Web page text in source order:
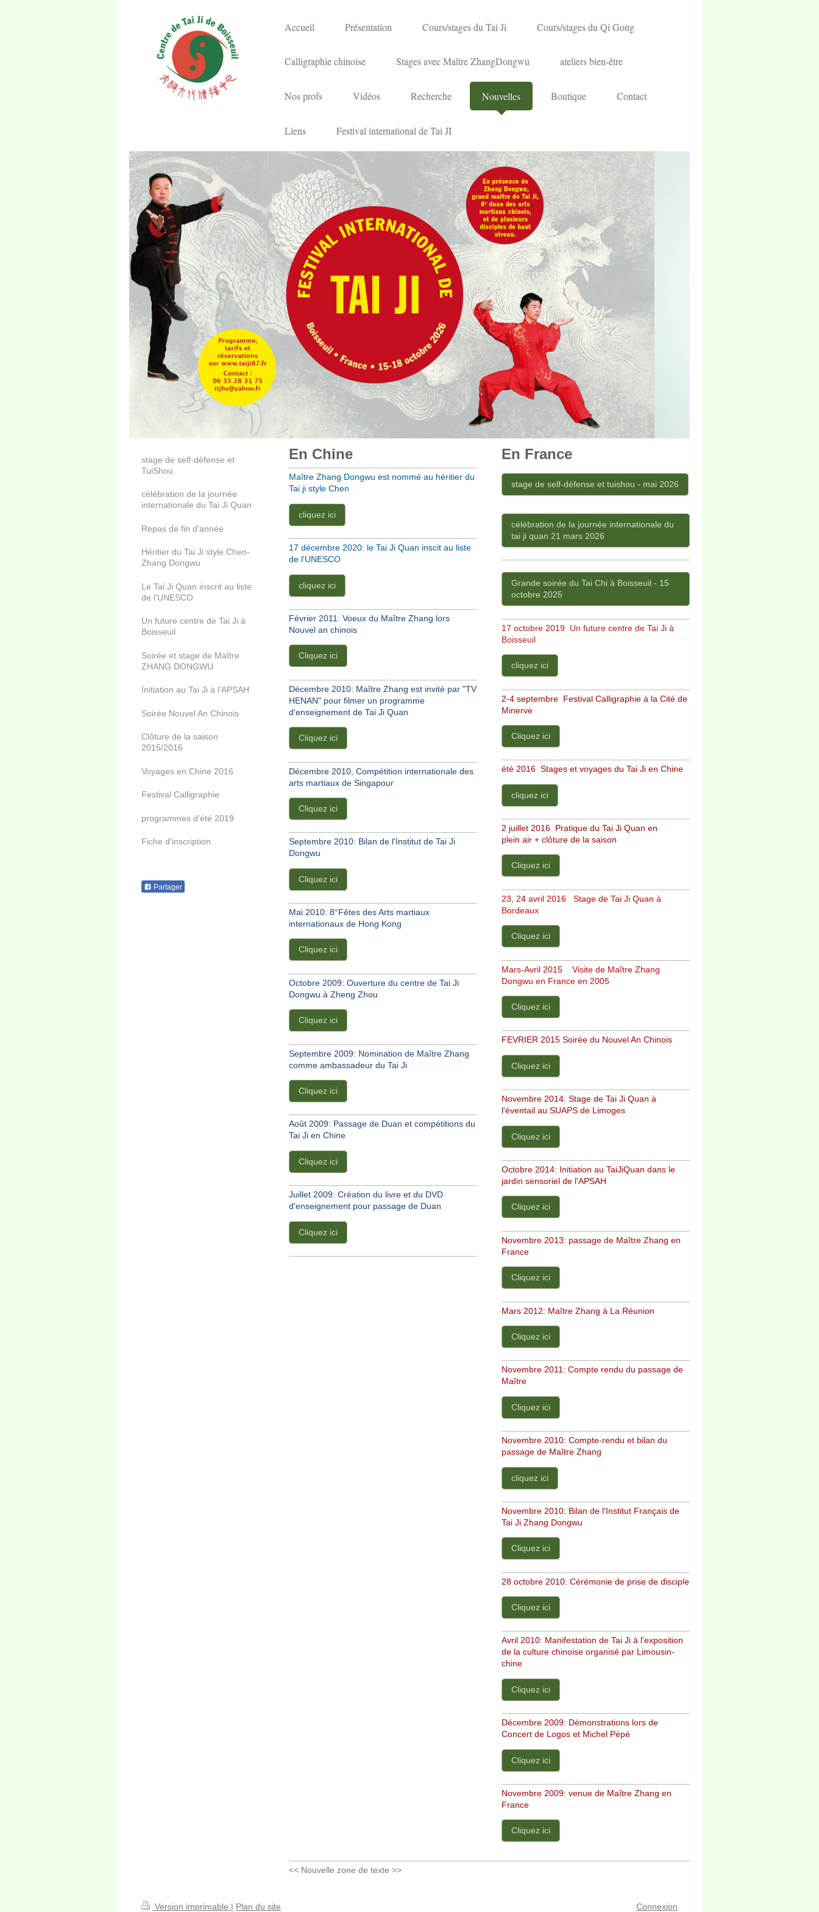
Accueil Présentation Cours/stages du Tai Ji Cours/stages du Qi Gong
Calligraphie chinoise Stages avec Maître ZhangDongwu ateliers bien-être
Nos profs Vidéos Recherche Nouvelles Boutique Contact
Liens Festival international de Tai JI
En Chine
Maître Zhang Dongwu est nommé au héritier du
Tai ji style Chen
cliquez ici
17 décembre 2020: le Tai Ji Quan inscit au liste
de l'UNESCO
cliquez ici
Février 2011: Voeux du Maître Zhang lors
Nouvel an chinois
Cliquez ici
Décembre 2010: Maître Zhang est invité par "TV
HENAN" pour filmer un programme
d'enseignement de Tai Ji Quan
Cliquez ici
Décembre 2010, Compétition internationale des
arts martiaux de Singapour
Cliquez ici
Septembre 2010: Bilan de l'Institut de Tai Ji
Dongwu
Cliquez ici
Mai 2010: 8°Fêtes des Arts martiaux
internationaux de Hong Kong
Cliquez ici
Octobre 2009: Ouverture du centre de Tai Ji
Dongwu à Zheng Zhou
Cliquez ici
Septembre 2009: Nomination de Maître Zhang
comme ambassadeur du Tai Ji
Cliquez ici
Août 2009: Passage de Duan et compétitions du
Tai Ji en Chine
Cliquez ici
Juillet 2009: Création du livre et du DVD
d'enseignement pour passage de Duan
Cliquez ici
En France
stage de self-défense et tuishou - mai 2026
célébration de la journée internationale du
tai ji quan 21 mars 2026
Grande soirée du Tai Chi à Boisseuil - 15
octobre 2025
17 octobre 2019 Un future centre de Tai Ji à
Boisseuil
cliquez ici
2-4 septembre Festival Calligraphie à la Cité de
Minerve
Cliquez ici
été 2016 Stages et voyages du Tai Ji en Chine
cliquez ici
2 juillet 2016 Pratique du Tai Ji Quan en
plein air + clôture de la saison
Cliquez ici
23, 24 avril 2016 Stage de Tai Ji Quan à
Bordeaux
Cliquez ici
Mars-Avril 2015 Visite de Maître Zhang
Dongwu en France en 2005
Cliquez ici
FEVRIER 2015 Soirée du Nouvel An Chinois
Cliquez ici
Novembre 2014: Stage de Tai Ji Quan à
l'éventail au SUAPS de Limoges
Cliquez ici
Octobre 2014: Initiation au TaiJiQuan dans le
jardin sensoriel de l'APSAH
Cliquez ici
Novembre 2013: passage de Maître Zhang en
France
Cliquez ici
Mars 2012: Maître Zhang à La Réunion
Cliquez ici
Novembre 2011: Compte rendu du passage de
Maître
Cliquez ici
Novembre 2010: Compte-rendu et bilan du
passage de Maître Zhang
cliquez ici
Novembre 2010: Bilan de l'Institut Français de
Tai Ji Zhang Dongwu
Cliquez ici
28 octobre 2010: Cérémonie de prise de disciple
Cliquez ici
Avril 2010: Manifestation de Tai Ji à l'exposition
de la culture chinoise organisé par Limousin-
chine
Cliquez ici
Décembre 2009: Démonstrations lors de
Concert de Logos et Michel Pépé
Cliquez ici
Novembre 2009: venue de Maître Zhang en
France
Cliquez ici
<< Nouvelle zone de texte >>
stage de self-défense et
TuiShou
célébration de la journée
internationale du Tai Ji Quan
Repas de fin d'année
Héritier du Tai Ji style Chen-
Zhang Dongwu
Le Tai Ji Quan inscrit au liste
de l'UNESCO
Un future centre de Tai Ji à
Boisseuil
Soirée et stage de Maître
ZHANG DONGWU
Initiation au Tai Ji à l'APSAH
Soirée Nouvel An Chinois
Clôture de la saison
2015/2016
Voyages en Chine 2016
Festival Calligraphie
programmes d'été 2019
Fiche d'inscription
Partager
Version imprimable | Plan du site Connexion